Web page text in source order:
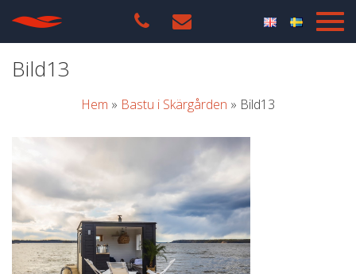
Bild13
Hem » Bastu i Skärgården » Bild13